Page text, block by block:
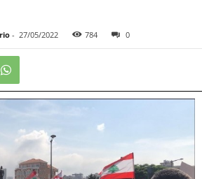
- 27/05/2022 784 0